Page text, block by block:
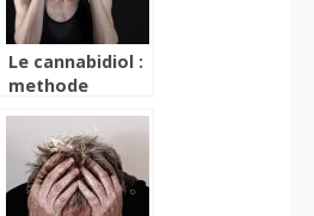
Le cannabidiol :
methode
le stress